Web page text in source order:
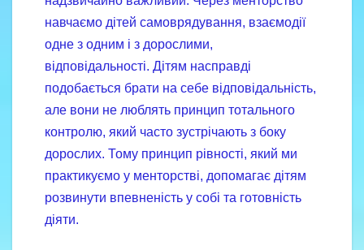
навчаємо дітей самоврядування, взаємодії
одне з одним і з дорослими,
відповідальності. Дітям насправді
подобається брати на себе відповідальність,
але вони не люблять принцип тотального
контролю, який часто зустрічають з боку
дорослих. Тому принцип рівності, який ми
практикуємо у менторстві, допомагає дітям
розвинути впевненість у собі та готовність
діяти.